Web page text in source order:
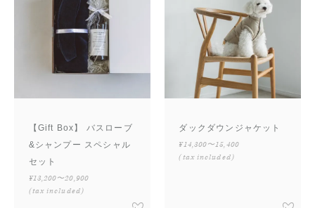
【Gift Box】 バスローブ
&シャンプー スペシャル
セット
¥13,200〜20,900
(tax included)
ダックダウンジャケット
¥14,300〜15,400
(tax included)